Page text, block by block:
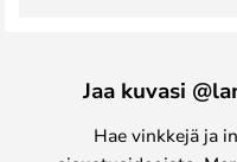
Jaa kuvasi
Hae vinkkejä ja